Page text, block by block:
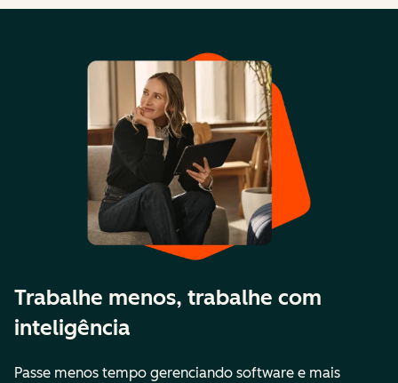
Trabalhe menos, trabalhe com
inteligência
Passe menos tempo gerenciando software e mais